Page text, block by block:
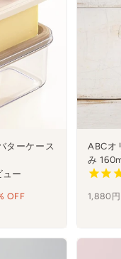
ターケース
ー
OFF
ABCオ
み
1,880円